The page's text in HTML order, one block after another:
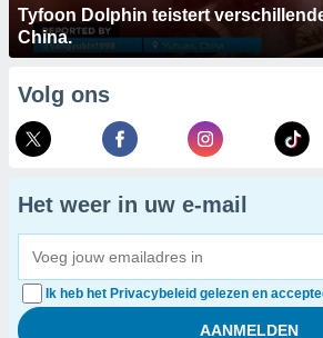
Tyfoon Dolphin teistert
China.
Volg ons
Het weer in uw e-mail
Ik heb het Privacybeleid gelezen en